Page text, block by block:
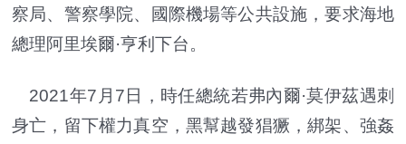
察局、警察學院、國際機場等公共設施，要求海地
總理阿里埃爾·亨利下台。
2021年7月7日，時任總統若弗內爾·莫伊茲遇刺
身亡，留下權力真空，黑幫越發猖獗，綁架、強姦